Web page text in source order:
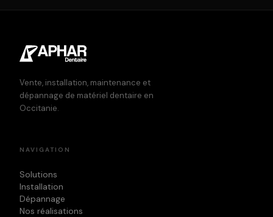
Vente, installation, maintenance et
dépannage de matériel dentaire en
Occitanie.
NAVIGATION
Solutions
Installation
Dépannage
Nos réalisations